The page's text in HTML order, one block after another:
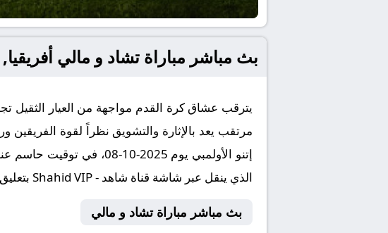
بث مباشر مباراة تشاد و مالي
يترقب عشاق كرة القدم مواجهة من العيار الثقيل
مرتقب يعد بالإثارة والتشويق نظراً لقوة
الذي ينقل عبر شاشة قناة شاهد - Shahid VIP بتعليق المتميز .
بث مباشر مباراة تشاد و مالي